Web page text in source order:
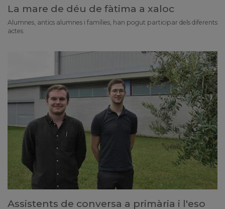
La mare de déu de fàtima a xaloc
Alumnes, antics alumnes i famílies, han pogut participar dels diferents
actes.
Assistents de conversa a primària i l'eso